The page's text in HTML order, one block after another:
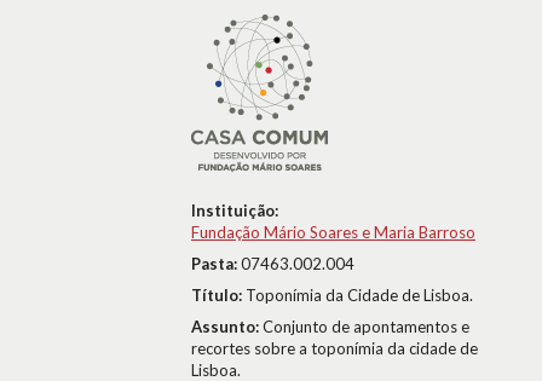
Instituição:
Fundação Mário Soares e Maria Barroso
Pasta:07463.002.004
Título: Toponímia da Cidade de Lisboa.
Assunto:Conjunto de apontamentos e
recortes sobre a toponímia da cidade de
Lisboa.